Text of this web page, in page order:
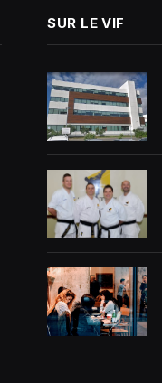
SUR LE VIF